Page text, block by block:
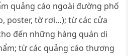
quảng cáo ngoài đường phố
poster, tờ rơi…); từ các cửa
đến những hàng quán di
từ các quảng cáo thương